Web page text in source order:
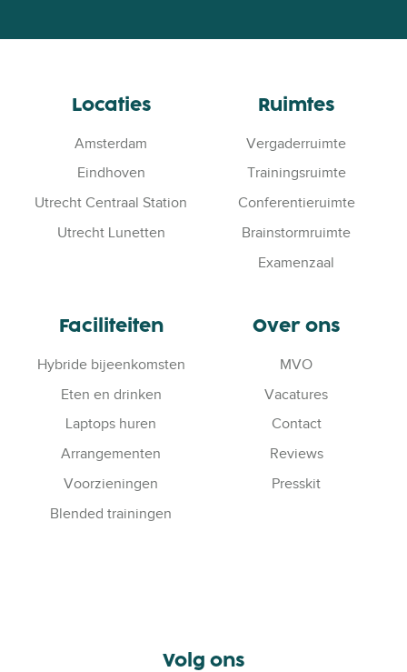
Locaties
Amsterdam
Eindhoven
Utrecht Centraal Station
Utrecht Lunetten
Ruimtes
Vergaderruimte
Trainingsruimte
Conferentieruimte
Brainstormruimte
Examenzaal
Faciliteiten
Hybride bijeenkomsten
Eten en drinken
Laptops huren
Arrangementen
Voorzieningen
Blended trainingen
Over ons
MVO
Vacatures
Contact
Reviews
Presskit
Volg ons